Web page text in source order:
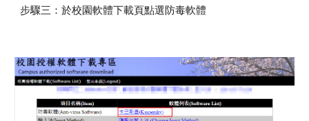
步驟三 ：於校園軟體下載頁點選防毒軟體